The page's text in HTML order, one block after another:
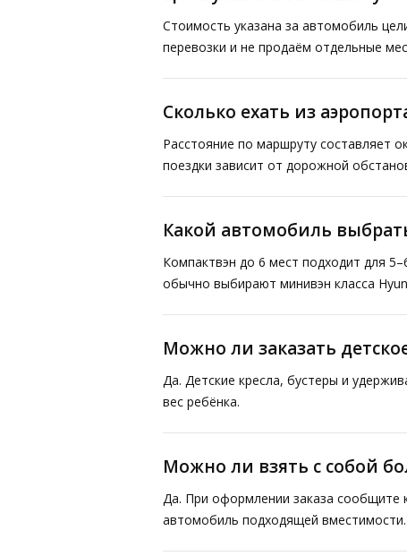
Стоимость указана за автомобиль
перевозки и не продаём отдельные
Сколько ехать из
Расстояние по маршруту составляет
поездки зависит от дорожной
Какой автомобиль
Компактвэн до 6 мест подходит для
обычно выбирают минивэн класса
Можно ли заказать
Да. Детские кресла, бустеры и
вес ребёнка.
Можно ли взять с собой
Да. При оформлении заказа сообщите
автомобиль подходящей вместимости.